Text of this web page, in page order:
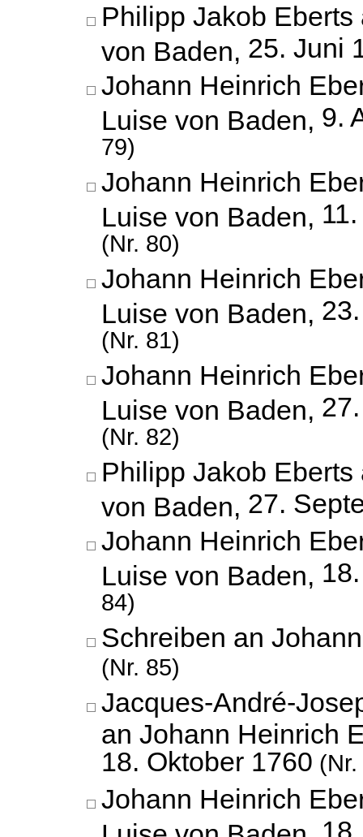
Philipp Jakob
von Baden, 25. Juni
Johann Heinrich
Luise von Baden, 9.
79)
Johann Heinrich
Luise von Baden,
(Nr. 80)
Johann Heinrich
Luise von Baden,
(Nr. 81)
Johann Heinrich
Luise von Baden,
(Nr. 82)
Philipp Jakob
von Baden, 27.
Johann Heinrich
Luise von Baden,
84)
Schreiben an
(Nr. 85)
Jacques-André-
an Johann Heinrich
18. Oktober 1760
Johann Heinrich